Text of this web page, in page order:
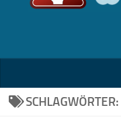
SCHLAGWÖRTER: